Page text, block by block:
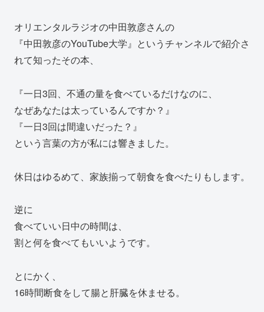
オリエンタルラジオの中田敦彦さんの
『中田敦彦のYouTube大学』というチャンネルで紹介さ
れて知ったその本、
『一日3回、不通の量を食べているだけなのに、
なぜあなたは太っているんですか？』
『一日3回は間違いだった？』
という言葉の方が私には響きました。
休日はゆるめて、家族揃って朝食を食べたりもします。
逆に
食べていい日中の時間は、
割と何を食べてもいいようです。
とにかく、
16時間断食をして腸と肝臓を休ませる。